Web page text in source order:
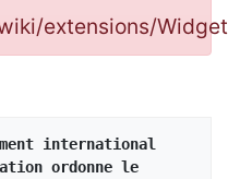
extensions/
international
ordonne le